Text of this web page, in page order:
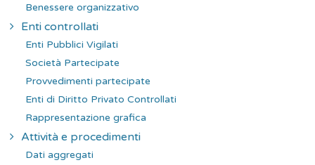
Benessere organizzativo
Enti controllati
Enti Pubblici Vigilati
Società Partecipate
Provvedimenti partecipate
Enti di Diritto Privato Controllati
Rappresentazione grafica
Attività e procedimenti
Dati aggregati